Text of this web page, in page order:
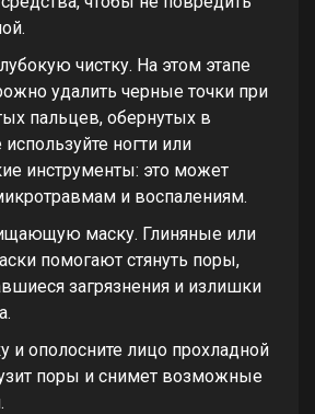
чистку. На этом этапе
удалить черные точки при
пальцев, обернутых в
ногти или
инструменты: это может
и воспалениям.
маску. Глиняные или
помогают стянуть поры,
загрязнения и излишки
и ополосните лицо прохладной
поры и снимет возможные